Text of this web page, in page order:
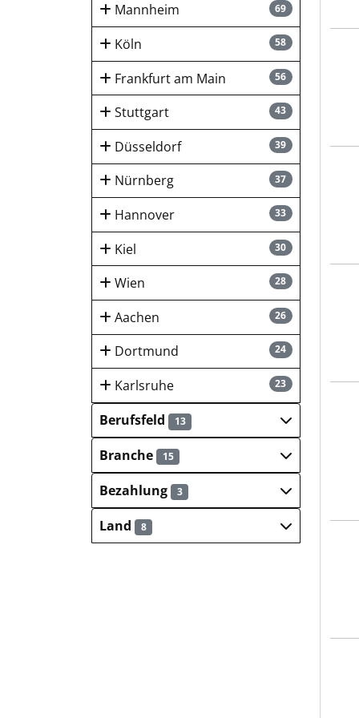
69
Mannheim
58
Köln
56
Frankfurt am Main
43
Stuttgart
39
Düsseldorf
37
Nürnberg
33
Hannover
30
Kiel
28
Wien
26
Aachen
24
Dortmund
23
Karlsruhe
Berufsfeld
13
Branche 15
Bezahlung 3
Land 8